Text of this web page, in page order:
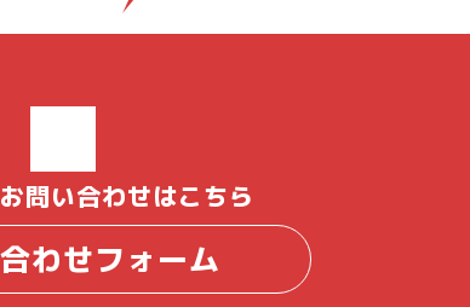
問い合わせはこちら
わせフォーム